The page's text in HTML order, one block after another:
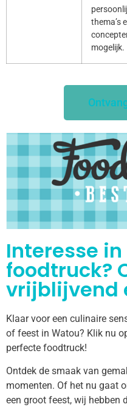
thema’s
mogelijk.
Interesse in
foodtruck?
vrijblijvend
Klaar voor een culinaire
of feest in Watou? Klik nu
perfecte foodtruck!
Ontdek de smaak van
momenten. Of het nu gaat
een groot feest, wij hebben